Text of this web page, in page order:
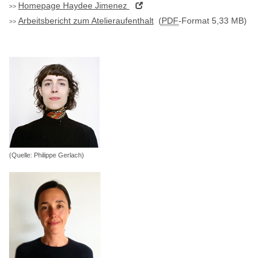
Homepage Haydee Jimenez
Arbeitsbericht zum Atelieraufenthalt (PDF-Format 5,33 MB)
(Quelle: Philippe Gerlach)